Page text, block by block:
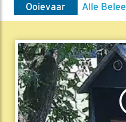
Ooievaar Alle